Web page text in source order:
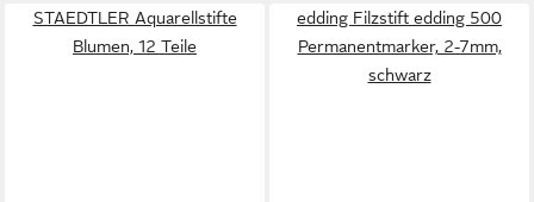
STAEDTLER Aquarellstifte
Blumen, 12 Teile
edding Filzstift edding 500
Permanentmarker, 2-7mm,
schwarz